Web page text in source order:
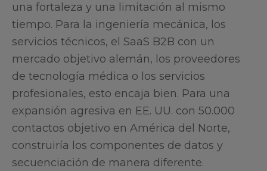
una fortaleza y una limitación al mismo
tiempo. Para la ingeniería mecánica, los
servicios técnicos, el SaaS B2B con un
mercado objetivo alemán, los proveedores
de tecnología médica o los servicios
profesionales, esto encaja bien. Para una
expansión agresiva en EE. UU. con 50.000
contactos objetivo en América del Norte,
construiría los componentes de datos y
secuenciación de manera diferente.